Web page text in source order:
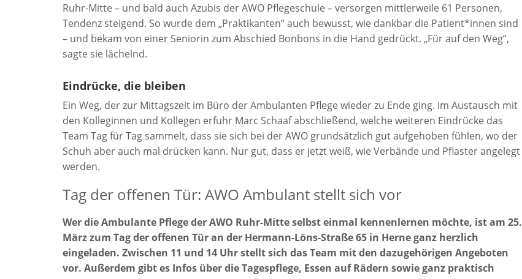
Ruhr-Mitte – und bald auch Azubis der AWO Pflegeschule – versorgen mittlerweile 61 Personen,
Tendenz steigend. So wurde dem „Praktikanten“ auch bewusst, wie dankbar die Patient*innen sind
– und bekam von einer Seniorin zum Abschied Bonbons in die Hand gedrückt. „Für auf den Weg“,
sagte sie lächelnd.
Eindrücke, die bleiben
Ein Weg, der zur Mittagszeit im Büro der Ambulanten Pflege wieder zu Ende ging. Im Austausch mit
den Kolleginnen und Kollegen erfuhr Marc Schaaf abschließend, welche weiteren Eindrücke das
Team Tag für Tag sammelt, dass sie sich bei der AWO grundsätzlich gut aufgehoben fühlen, wo der
Schuh aber auch mal drücken kann. Nur gut, dass er jetzt weiß, wie Verbände und Pflaster angelegt
werden.
Tag der offenen Tür: AWO Ambulant stellt sich vor
Wer die Ambulante Pflege der AWO Ruhr-Mitte selbst einmal kennenlernen möchte, ist am 25.
März zum Tag der offenen Tür an der Hermann-Löns-Straße 65 in Herne ganz herzlich
eingeladen. Zwischen 11 und 14 Uhr stellt sich das Team mit den dazugehörigen Angeboten
vor. Außerdem gibt es Infos über die Tagespflege, Essen auf Rädern sowie ganz praktisch